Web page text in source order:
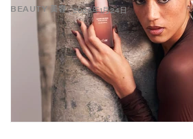
BEAUTY 美容 2026年1月24日